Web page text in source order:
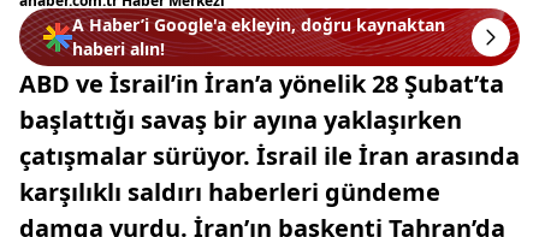
A Haber’i Google'a ekleyin, doğru kaynaktan
haberi alın!
ABD ve İsrail’in İran’a yönelik 28 Şubat’ta
başlattığı savaş bir ayına yaklaşırken
çatışmalar sürüyor. İsrail ile İran arasında
karşılıklı saldırı haberleri gündeme
damga vurdu. İran’ın başkenti Tahran’da